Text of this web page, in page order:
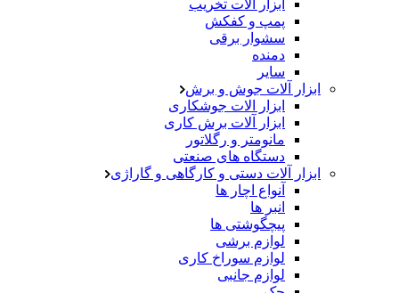
ابزار آلات تخریب
پمپ و کفکش
سشوار برقی
دمنده
سایر
ابزار آلات جوش و برش
ابزار الات جوشکاری
ابزار آلات برش کاری
مانومتر و رگلاتور
دستگاه های صنعتی
ابزار آلات دستی و کارگاهی و گاراژی
آنواع اچار ها
انبر ها
پیچگوشتی ها
لوازم برشی
لوازم سوراخ کاری
لوازم جانبی